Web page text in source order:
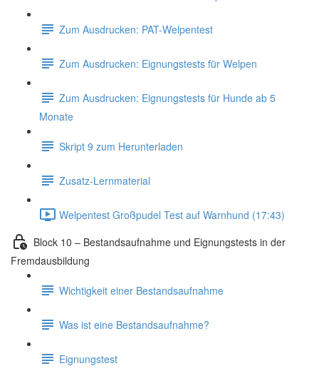
Zum Ausdrucken: PAT-Welpentest
Zum Ausdrucken: Eignungstests für Welpen
Zum Ausdrucken: Eignungstests für Hunde ab 5
Monate
Skript 9 zum Herunterladen
Zusatz-Lernmaterial
Welpentest Großpudel Test auf Warnhund (17:43)
Block 10 – Bestandsaufnahme und Eignungstests in der
Fremdausbildung
Wichtigkeit einer Bestandsaufnahme
Was ist eine Bestandsaufnahme?
Eignungstest